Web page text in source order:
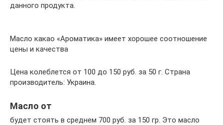
данного продукта.
Масло какао «Ароматика» имеет хорошее соотношение
цены и качества
Цена колеблется от 100 до 150 руб. за 50 г. Страна
производитель: Украина.
Масло от
будет стоять в среднем 700 руб. за 150 гр. Это масло